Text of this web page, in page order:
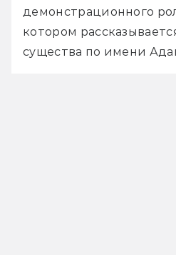
демонстрационного
котором
существа по имени